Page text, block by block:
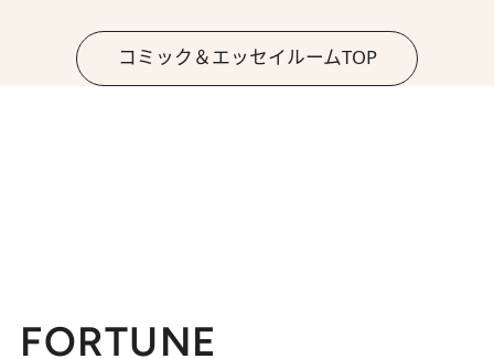
コミック＆エッセイルームTOP
FORTUNE